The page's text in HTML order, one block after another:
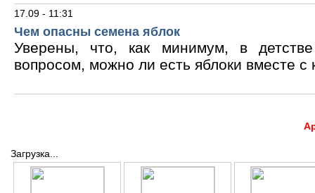
17.09 - 11:31
Чем опасны семена яблок
Уверены, что, как минимум, в
вопросом, можно ли есть яблоки вместе с
Загрузка...